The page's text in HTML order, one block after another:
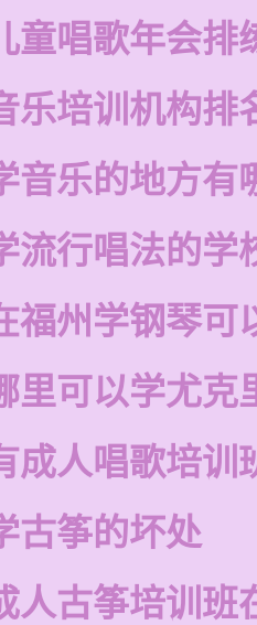
童唱歌年会排
乐培训机构排
音乐的地方有
流行唱法的学
福州学钢琴可
里可以学尤克
成人唱歌培训
古筝的坏处
人古筝培训班